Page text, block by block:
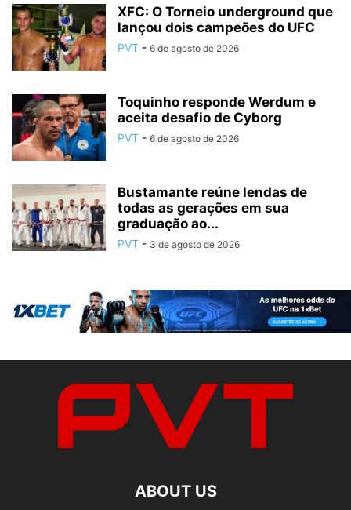
XFC: O Torneio underground que
lançou dois campeões do UFC
PVT - 6 de agosto de 2026
Toquinho responde Werdum e
aceita desafio de Cyborg
PVT - 6 de agosto de 2026
Bustamante reúne lendas de
todas as gerações em sua
graduação ao...
PVT - 3 de agosto de 2026
ABOUT US